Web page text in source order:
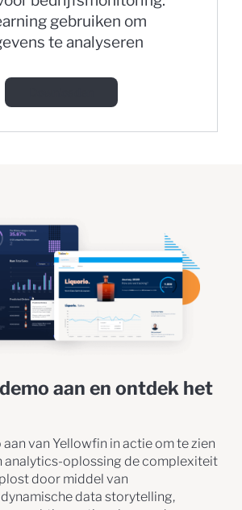
gebruiken om
te analyseren
aan en ontdek het
aan van Yellowfin in actie om te zien
analytics-oplossing de complexiteit
door middel van
data storytelling,